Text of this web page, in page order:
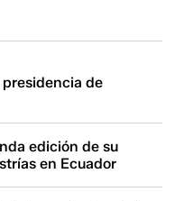
de
edición de su
en Ecuador